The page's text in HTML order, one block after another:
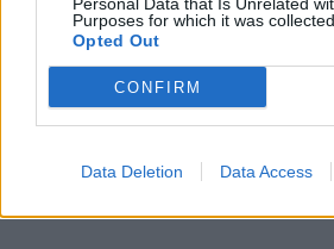
Purposes for which it was collected.
Opted Out
CONFIRM
Data Deletion Data Access